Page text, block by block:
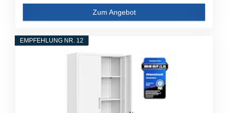
Zum Angebot
EMPFEHLUNG NR. 12